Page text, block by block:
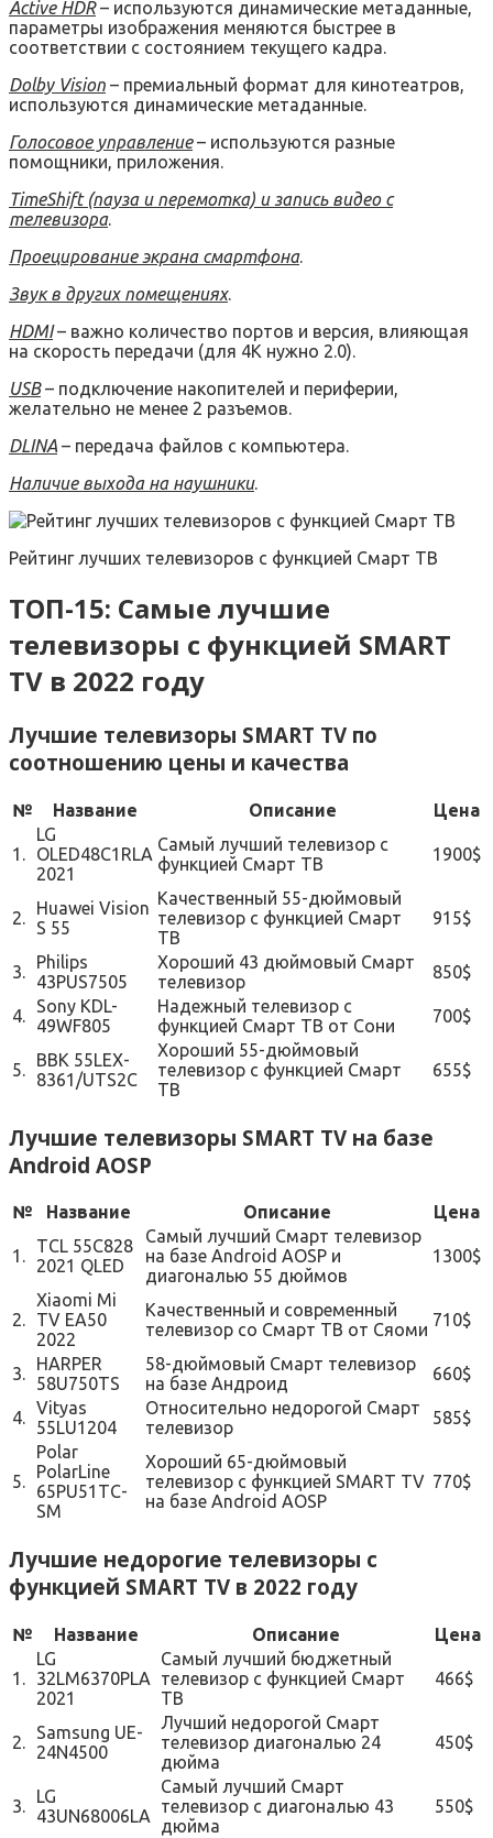
Active HDR– используются динамические метаданные,
параметры изображения меняются быстрее в
соответствии с состоянием текущего кадра.
Dolby Vision – премиальный формат для кинотеатров,
используются динамические метаданные.
Голосовое управление– используются разные
помощники, приложения.
TimeShift (пауза и перемотка) и запись видео с
телевизора.
Проецирование экрана смартфона.
Звук в других помещениях.
HDMI– важно количество портов и версия, влияющая
на скорость передачи (для 4K нужно 2.0).
USB– подключение накопителей и периферии,
желательно не менее 2 разъемов.
DLINA – передача файлов с компьютера.
Наличие выхода на наушники.
Рейтинг лучших телевизоров с функцией Смарт ТВ
ТОП-15: Самые лучшие
телевизоры с функцией SMART
TV в 2022 году
Лучшие телевизоры SMART TV по
соотношению цены и качества
№ Название Описание Цена
1.
LG
OLED48C1RLA
2021
Самый лучший телевизор с
функцией Смарт ТВ
1900$
2.
Huawei Vision
S 55
Качественный 55-дюймовый
телевизор с функцией Смарт
ТВ
915$
3.
Philips
43PUS7505
Хороший 43 дюймовый Смарт
телевизор
850$
4.
Sony KDL-
49WF805
Надежный телевизор с
функцией Смарт ТВ от Сони
700$
5.
BBK 55LEX-
8361/UTS2C
Хороший 55-дюймовый
телевизор с функцией Смарт
ТВ
655$
Лучшие телевизоры SMART TV на базе
Android AOSP
№ Название Описание Цена
1.
TCL 55C828
2021 QLED
Самый лучший Смарт телевизор
на базе Android AOSP и
диагональю 55 дюймов
1300$
2.
Xiaomi Mi
TV EA50
2022
Качественный и современный
телевизор со Смарт ТВ от Сяоми 710$
3.
HARPER
58U750TS
58-дюймовый Смарт телевизор
на базе Андроид
660$
4. Vityas
55LU1204
Относительно недорогой Смарт
телевизор
585$
5.
Polar
PolarLine
65PU51TC-
SM
Хороший 65-дюймовый
телевизор с функцией SMART TV
на базе Android AOSP
770$
Лучшие недорогие телевизоры с
функцией SMART TV в 2022 году
№ Название Описание Цена
1.
LG
32LM6370PLA
2021
Самый лучший бюджетный
телевизор с функцией Смарт
ТВ
466$
2.
Samsung UE-
24N4500
Лучший недорогой Смарт
телевизор диагональю 24
дюйма
450$
3.
LG
43UN68006LA
Самый лучший Смарт
телевизор с диагональю 43
дюйма
550$